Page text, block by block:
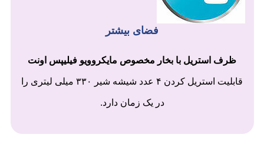
فضای بیشتر
ظرف استریل با بخار مخصوص مایکروویو فیلیپس اونت
قابلیت استریل کردن ۴ عدد شیشه شیر ۳۳۰ میلی لیتری را
در یک زمان دارد.